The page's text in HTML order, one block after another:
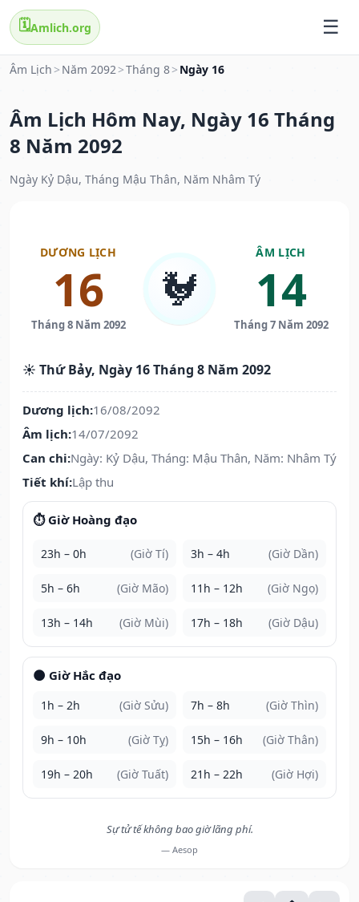
🗓️Amlich.org
Âm Lịch > Năm 2092>Tháng 8> Ngày 16
Âm Lịch Hôm Nay, Ngày 16 Tháng
8 Năm 2092
Ngày Kỷ Dậu, Tháng Mậu Thân, Năm Nhâm Tý
DƯƠNG LỊCH
16
Tháng 8 Năm 2092
🐓
ÂM LỊCH
14
Tháng 7 Năm 2092
☀️ Thứ Bảy, Ngày 16 Tháng 8 Năm 2092
Dương lịch:16/08/2092
Âm lịch:14/07/2092
Can chi:Ngày: Kỷ Dậu, Tháng: Mậu Thân, Năm: Nhâm Tý
Tiết khí:Lập thu
⏱️ Giờ Hoàng đạo
23h – 0h (Giờ Tí) 3h – 4h (Giờ Dần)
5h – 6h (Giờ Mão) 11h – 12h (Giờ Ngọ)
13h – 14h (Giờ Mùi) 17h – 18h (Giờ Dậu)
🌑 Giờ Hắc đạo
1h – 2h (Giờ Sửu) 7h – 8h (Giờ Thìn)
9h – 10h (Giờ Tỵ) 15h – 16h (Giờ Thân)
19h – 20h (Giờ Tuất) 21h – 22h (Giờ Hợi)
Sự tử tế không bao giờ lãng phí.
— Aesop